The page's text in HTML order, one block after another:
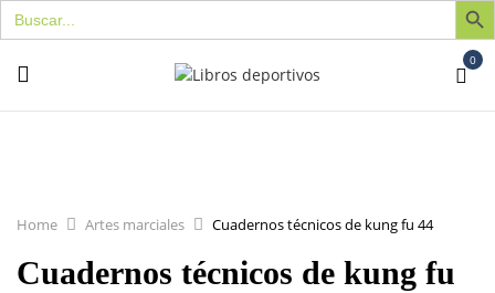
Buscar:
0
Home Artes marciales Cuadernos técnicos de kung fu 44
Cuadernos técnicos de kung fu